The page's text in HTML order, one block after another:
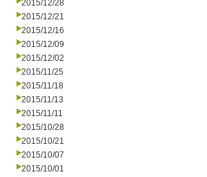
2015/12/28
2015/12/21
2015/12/16
2015/12/09
2015/12/02
2015/11/25
2015/11/18
2015/11/13
2015/11/11
2015/10/28
2015/10/21
2015/10/07
2015/10/01